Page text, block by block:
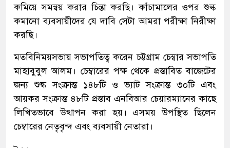
কমিয়ে সমন্বয় করার চিন্তা করছি। কাঁচামালের ওপর শুল্ক
কমানো ব্যবসায়ীদের যে দাবি সেটা আমরা পরীক্ষা নিরীক্ষা
করছি।
মতবিনিময়সভায় সভাপতিত্ব করেন চট্টগ্রাম চেম্বার সভাপতি
মাহাবুবুল আলম। চেম্বারের পক্ষ থেকে প্রস্তাবিত বাজেটের
জন্য শুল্ক সংক্রান্ত ১৪৮টি ও ভ্যাট সংক্রান্ত ৩০টি এবং
আয়কর সংক্রান্ত ৪৮টি প্রস্তাব এনবিআর চেয়ারম্যানের কাছে
লিখিতভাবে উত্থাপন করা হয়। এসময় উপস্থিত ছিলেন
চেম্বারের নেতৃবৃন্দ এবং ব্যবসায়ী নেতারা।